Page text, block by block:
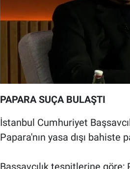
PAPARA SUÇA BULAŞTI
İstanbul Cumhuriyet
Papara'nın yasa dışı
Başsavcılık tespitlerine